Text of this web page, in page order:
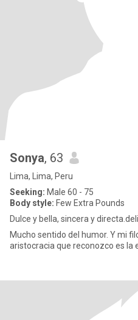
Sonya, 63
Lima, Lima, Peru
Seeking: Male 60 - 75
Body style: Few Extra Pounds
Dulce y bella, sincera y
Mucho sentido del humor. Y mi
aristocracia que reconozco es la